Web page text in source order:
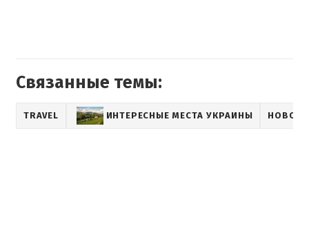
Связанные темы:
TRAVEL ИНТЕРЕСНЫЕ МЕСТА УКРАИНЫ